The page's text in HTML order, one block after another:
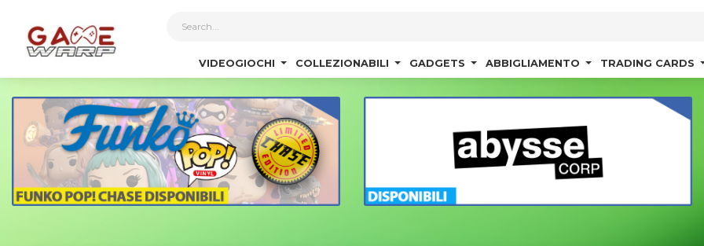
VIDEOGIOCHI COLLEZIONABILI GADGETS ABBIGLIAMENTO TRADING CARDS